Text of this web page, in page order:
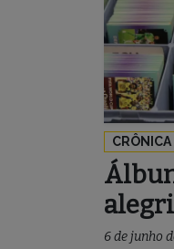
CRÔNICA
6 de junho